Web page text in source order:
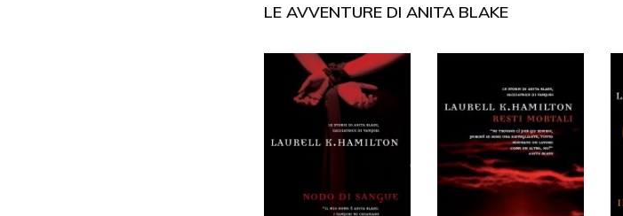
LE AVVENTURE DI ANITA BLAKE